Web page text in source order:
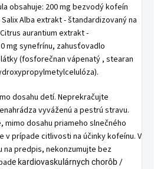
obsahuje: 200 mg bezvodý kofeín
Alba extrakt - štandardizovaný na
aurantium extrakt -
mg synefrínu, zahusťovadlo
(fosforečnan vápenatý , stearan
dosahu detí. Neprekračujte
vyváženú a pestrú stravu.
mimo dosahu priameho slnečného
v prípade citlivosti na účinky kofeínu. V
predpis, nekonzumujte bez
e kardiovaskulárnych chorôb /